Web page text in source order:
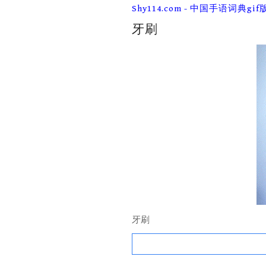
Skip
content
Shy114.com - 中国手语词典gif
牙刷
牙刷
Search